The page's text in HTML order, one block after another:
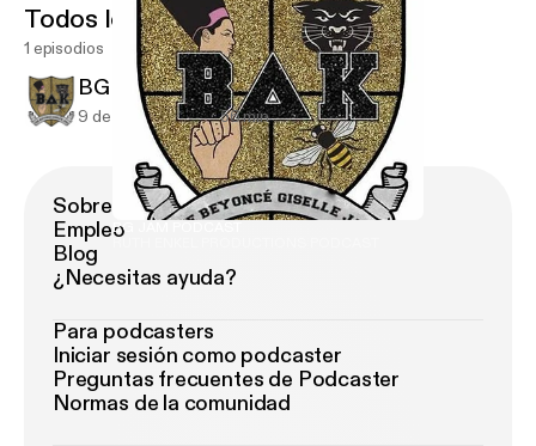
BG JAM PODCAST
Todos los episodios
1 episodios
BG JAM PODCAST
9 de may de 2018 56 min
Sobre Podimo
Empleo
Blog
¿Necesitas ayuda?
Para podcasters
Iniciar sesión como podcaster
Preguntas frecuentes de Podcaster
Normas de la comunidad